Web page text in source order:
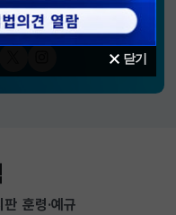
닫기
철 장관의
채널
판 훈령·예규